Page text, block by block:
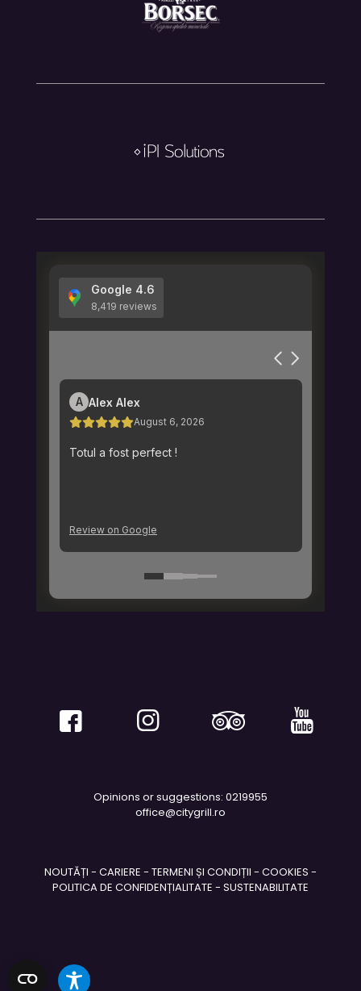
Opinions or suggestions: 0219955
office@citygrill.ro
NOUTĂȚI - CARIERE - TERMENI ȘI CONDIȚII - COOKIES -
POLITICA DE CONFIDENȚIALITATE - SUSTENABILITATE